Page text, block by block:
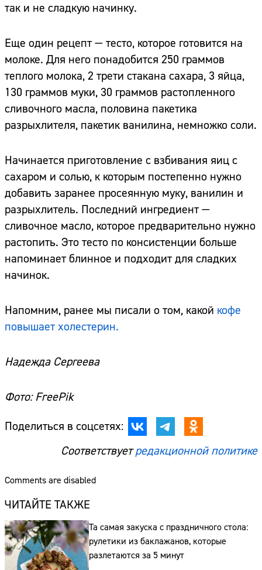
так и не сладкую начинку.
Еще один рецепт — тесто, которое готовится на
молоке. Для него понадобится 250 граммов
теплого молока, 2 трети стакана сахара, 3 яйца,
130 граммов муки, 30 граммов растопленного
сливочного масла, половина пакетика
разрыхлителя, пакетик ванилина, немножко соли.
Начинается приготовление с взбивания яиц с
сахаром и солью, к которым постепенно нужно
добавить заранее просеянную муку, ванилин и
разрыхлитель. Последний ингредиент —
сливочное масло, которое предварительно нужно
растопить. Это тесто по консистенции больше
напоминает блинное и подходит для сладких
начинок.
Напомним, ранее мы писали о том, какой кофе
повышает холестерин.
Надежда Сергеева
Фото: FreePik
Поделиться в соцсетях:
Соответствуетредакционной политике
Comments are disabled
ЧИТАЙТЕ ТАКЖЕ
Та самая закуска с праздничного стола:
рулетики из баклажанов, которые
разлетаются за 5 минут